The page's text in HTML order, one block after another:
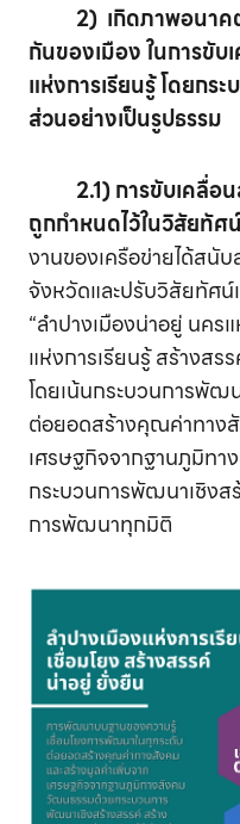
2) เกิดภาพอนาคต
กันของเมือง ในการขั
แห่งการเรียนรู้ โดยกร
ส่วนอย่างเป็นรูปธรรม
2.1) การขับเคลื่อ
ถูกกำหนดไว้ในวิสัยทัศ
งานของเครือข่ายได้ส
จังหวัดและปรับวิสัยทัศ
“ลำปางเมืองน่าอยู่ นคร
แห่งการเรียนรู้ สร้างสร
โดยเน้นกระบวนการพั
ต่อยอดสร้างคุณค่าทาง
เศรษฐกิจจากฐานภูมิท
กระบวนการพัฒนาเชิงส
การพัฒนาทุกมิติ